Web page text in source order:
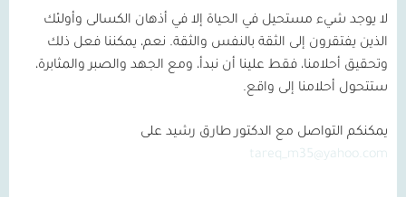
لا يوجد شيء مستحيل في الحياة إلا في أذهان الكسالى وأولئك
الذين يفتقرون إلى الثقة بالنفس والثقة. نعم، يمكننا فعل ذلك
وتحقيق أحلامنا، فقط علينا أن نبدأ، ومع الجهد والصبر والمثابرة،
ستتحول أحلامنا إلى واقع.
يمكنكم التواصل مع الدكتور طارق رشيد على
tareq_m35@yahoo.com